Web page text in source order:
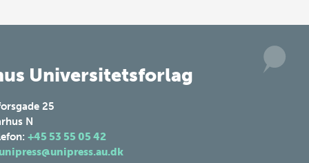
Universitetsforlag
25
N
+45 53 55 05 42
unipress@unipress.au.dk